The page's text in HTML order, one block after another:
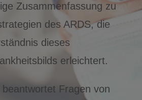
Zusammenfassung zu
des ARDS, die
dieses
erleichtert.
Fragen von